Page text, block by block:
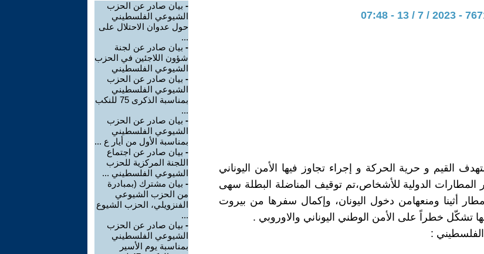
القيم و حرية الحركة و إجراء تجاوز فيها الأمن اليوناني
المطارات الدولية للأشخاص،تم توقيف المناضلة البطلة سهى
أثينا ومنعهامن دخول اليونان، وإكمال سفرها من بيروت
تشكّل خطراً على الأمن الوطني اليوناني والاوروبي .
:
- بيان صادر عن الحزب
الشيوعي الفلسطيني
حول عدوان الاحتلال على
...
- بيان صادر عن لجنة
شؤون اللاجئين في الحزب
الشيوعي الفلسطيني
- بيان صادر عن الحزب
الشيوعي الفلسطيني
بمناسبة الذكرى 75 للنكب
...
- بيان صادر عن الحزب
الشيوعي الفلسطيني
بمناسبة الأول من أيار ع ...
- بيان صادر عن اجتماع
اللجنة المركزية للحزب
الشيوعي الفلسطيني ...
- بيان مشترك (بمبادرة
من الحزب الشيوعي
الفنزويلي، الحزب الشيوع
...
- بيان صادر عن الحزب
الشيوعي الفلسطيني
بمناسبة يوم الأسير